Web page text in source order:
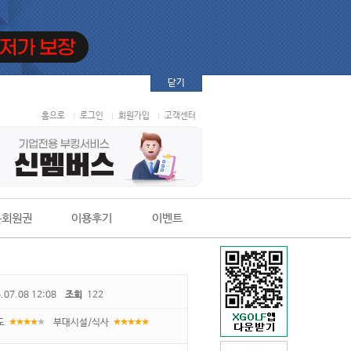
닫기
홈으로 로그인 회원가입 고객센터
원권 이용후기 이벤트
12:08 조회 122
부대시설/식사